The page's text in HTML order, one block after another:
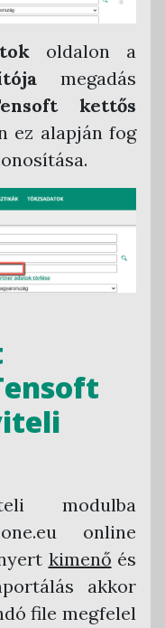
oldalon a
megadás
kettős
ez alapján fog
modulba
online
kimenő és
akkor
file megfelel